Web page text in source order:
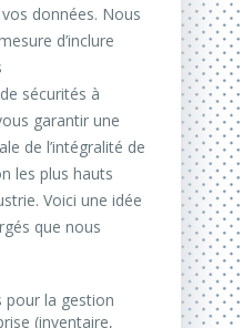
données. Nous
d’inclure
sécurités à
garantir une
de l’intégralité de
les plus hauts
Voici une idée
que nous
pour la gestion
(inventaire,